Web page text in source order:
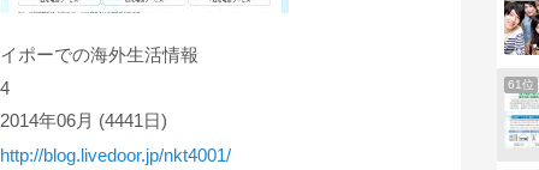
イポーでの海外生活情報
4
2014年06月 (4441日)
http://blog.livedoor.jp/nkt4001/
61位